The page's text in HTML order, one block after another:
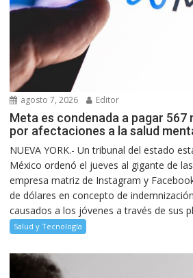
agosto 7, 2026 Editor
Meta es condenada a pagar 567
por afectaciones a la salud
NUEVA YORK.- Un tribunal del estado
México ordenó el jueves al gigante de
empresa matriz de Instagram y
de dólares en concepto de
causados a los jóvenes a través de sus
Salud y Tecnología